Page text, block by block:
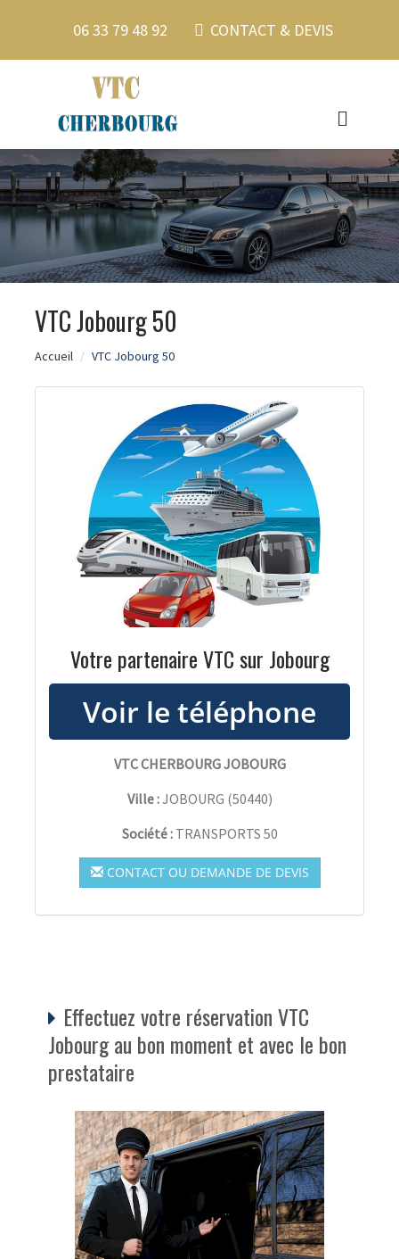
06 33 79 48 92 CONTACT & DEVIS
VTC Jobourg 50
Accueil VTC Jobourg 50
Votre partenaire VTC sur Jobourg
VTC CHERBOURG JOBOURG
Ville :JOBOURG (50440)
Société : TRANSPORTS 50
CONTACT OU DEMANDE DE DEVIS
Effectuez votre réservation VTC
Jobourg au bon moment et avec le bon
prestataire